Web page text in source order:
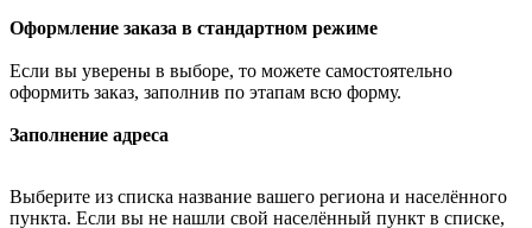
Оформление заказа в стандартном режиме
Если вы уверены в выборе, то можете самостоятельно
оформить заказ, заполнив по этапам всю форму.
Заполнение адреса
Выберите из списка название вашего региона и населённого
пункта. Если вы не нашли свой населённый пункт в списке,